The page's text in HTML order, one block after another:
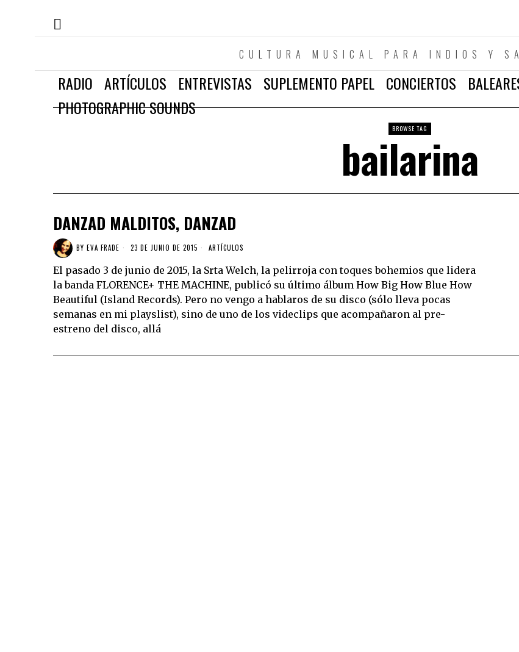
CULTURA MUSICAL PARA INDIOS Y
RADIO ARTÍCULOS ENTREVISTAS SUPLEMENTO PAPEL CONCIERTOS
PHOTOGRAPHIC SOUNDS
BROWSE TAG
bailarina
DANZAD MALDITOS, DANZAD
BY EVA FRADE 23 DE JUNIO DE 2015 ARTÍCULOS
El pasado 3 de junio de 2015, la Srta Welch, la pelirroja con toques bohemios que lidera
la banda FLORENCE+ THE MACHINE, publicó su último álbum How Big How Blue How
Beautiful (Island Records). Pero no vengo a hablaros de su disco (sólo lleva pocas
semanas en mi playslist), sino de uno de los videclips que acompañaron al pre-
estreno del disco, allá